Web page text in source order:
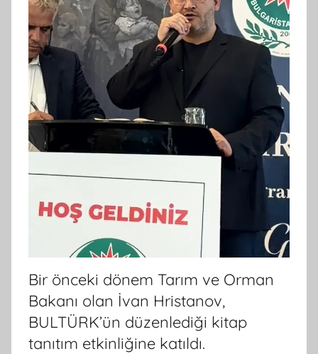
Bir önceki dönem Tarım ve Orman
Bakanı olan İvan Hristanov,
BULTÜRK’ün düzenlediği kitap
tanıtım etkinliğine katıldı.